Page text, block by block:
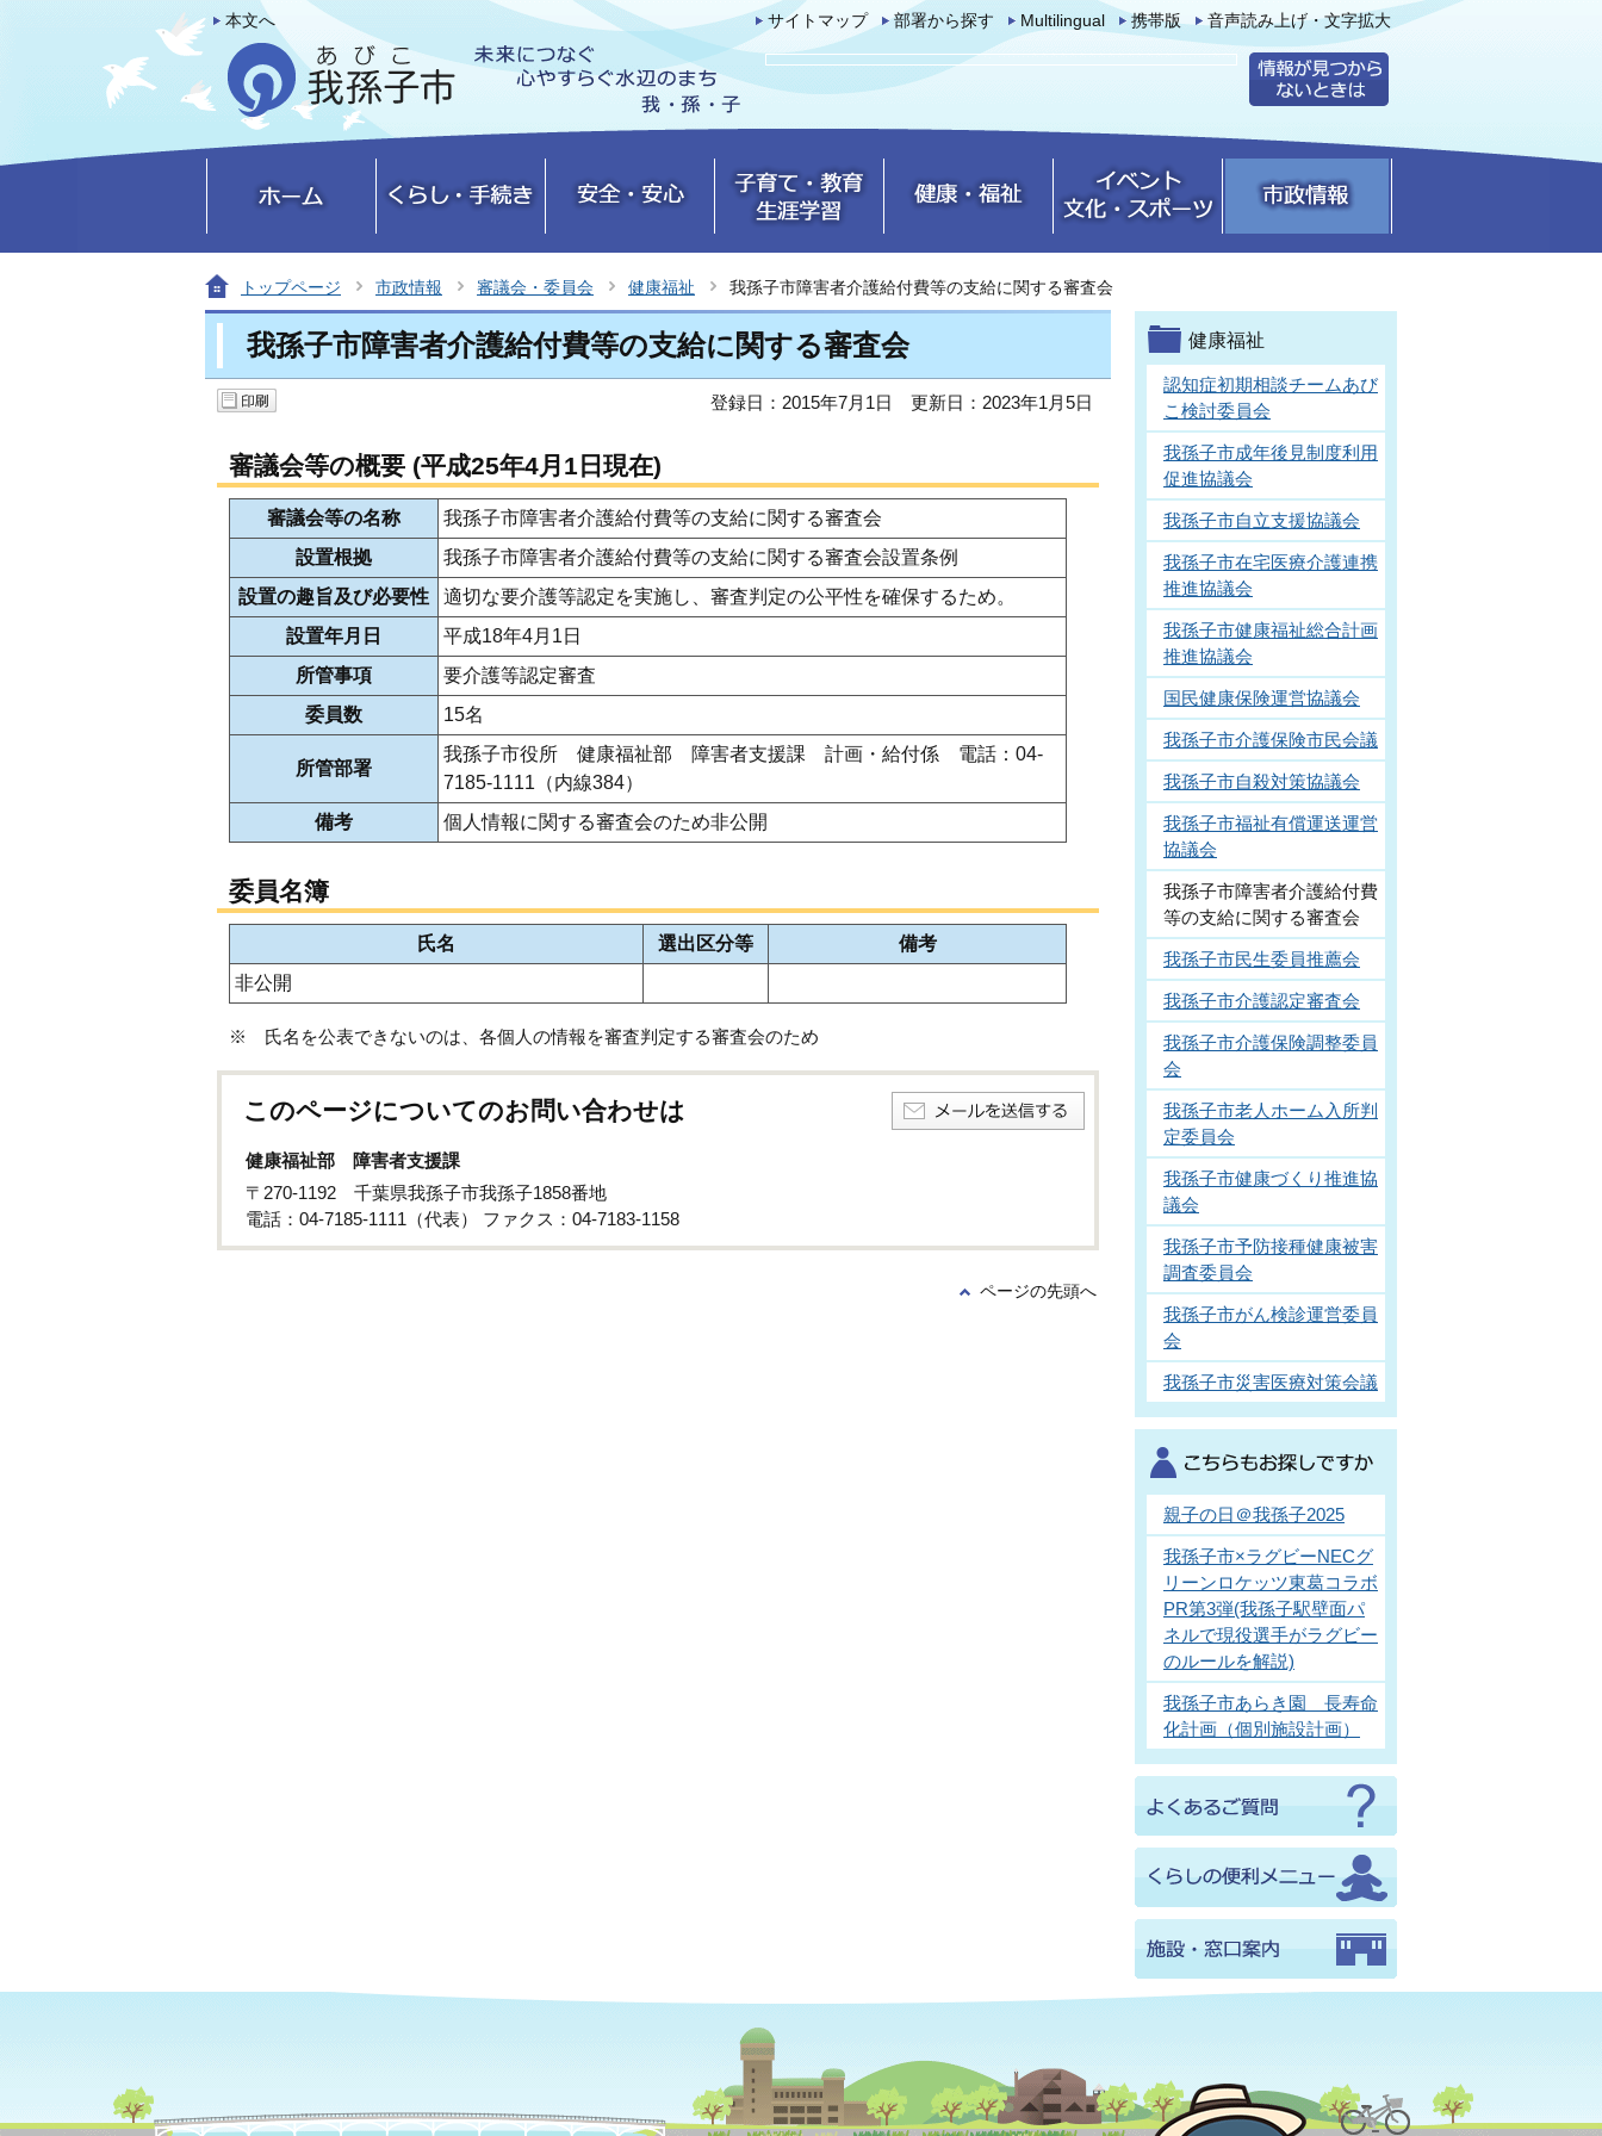
本文へ サイトマップ 部署から探す Multilingual 携帯版 音声読み上げ・文字拡大
トップページ 市政情報 審議会・委員会 健康福祉 我孫子市障害者介護給付費等の支給に関する審査会
我孫子市障害者介護給付費等の支給に関する審査会
登録日：2015年7月1日 更新日：2023年1月5日
審議会等の概要 (平成25年4月1日現在)
審議会等の名称
我孫子市障害者介護給付費等の支給に関する審査会
設置根拠
我孫子市障害者介護給付費等の支給に関する審査会設置条例
設置の趣旨及び必要性
適切な要介護等認定を実施し、審査判定の公平性を確保するため。
設置年月日
平成18年4月1日
所管事項
要介護等認定審査
委員数
15名
所管部署
我孫子市役所 健康福祉部 障害者支援課 計画・給付係 電話：04-
7185-1111（内線384）
備考
個人情報に関する審査会のため非公開
委員名簿
氏名 選出区分等
備考
非公開
※ 氏名を公表できないのは、各個人の情報を審査判定する審査会のため
このページについてのお問い合わせは
健康福祉部 障害者支援課
〒270-1192 千葉県我孫子市我孫子1858番地
電話：04-7185-1111（代表） ファクス：04-7183-1158
ページの先頭へ
健康福祉
認知症初期相談チームあび
こ検討委員会
我孫子市成年後見制度利用
促進協議会
我孫子市自立支援協議会
我孫子市在宅医療介護連携
推進協議会
我孫子市健康福祉総合計画
推進協議会
国民健康保険運営協議会
我孫子市介護保険市民会議
我孫子市自殺対策協議会
我孫子市福祉有償運送運営
協議会
我孫子市障害者介護給付費
等の支給に関する審査会
我孫子市民生委員推薦会
我孫子市介護認定審査会
我孫子市介護保険調整委員
会
我孫子市老人ホーム入所判
定委員会
我孫子市健康づくり推進協
議会
我孫子市予防接種健康被害
調査委員会
我孫子市がん検診運営委員
会
我孫子市災害医療対策会議
親子の日＠我孫子2025
我孫子市×ラグビーNECグ
リーンロケッツ東葛コラボ
PR第3弾(我孫子駅壁面パ
ネルで現役選手がラグビー
のルールを解説)
我孫子市あらき園 長寿命
化計画（個別施設計画）